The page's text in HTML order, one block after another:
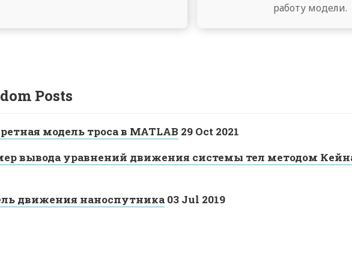
работу модели.
Posts
модель троса в MATLAB 29 Oct 2021
вывода уравнений движения системы тел методом
движения наноспутника 03 Jul 2019